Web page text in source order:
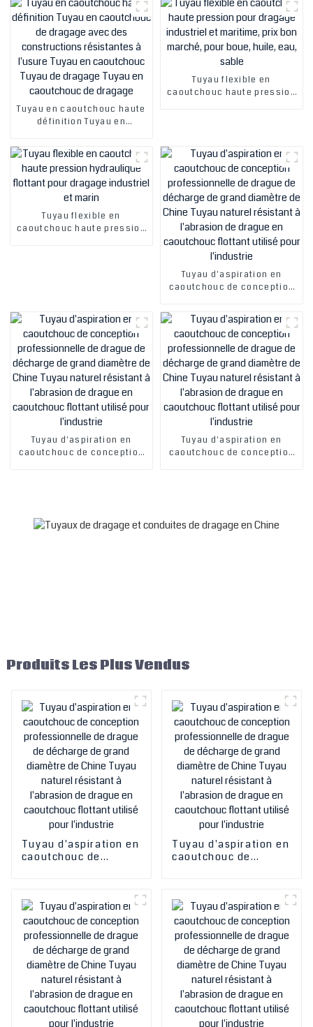
Tuyau en caoutchouc haute
définition Tuyau en
avec des constructions
résistantes à l'usure Tuyau
en caoutchouc Tuyau de
dragage Tuyau en
caoutchouc de dragage
Tuyau flexible en
caoutchouc haute pression
Tuyau flexible en
caoutchouc haute pression
Tuyau d'aspiration en
caoutchouc de conception
de décharge de grand
diamètre de Chine Tuyau
naturel résistant à
l'abrasion de drague en
caoutchouc flottant utilisé
pour l'industrie
Tuyau d'aspiration en
caoutchouc de conception
l'abrasion de drague en
caoutchouc flottant utilisé
Tuyau d'aspiration en
caoutchouc de conception
caoutchouc flottant utilisé
Produits Les Plus Vendus
Tuyau d'aspiration en
caoutchouc de
de grand diamètre de
Chine Tuyau naturel
résistant à l'abrasion
de drague en
caoutchouc flottant
utilisé pour l'industrie
Tuyau d'aspiration en
caoutchouc de
de grand diamètre de
Chine Tuyau naturel
résistant à l'abrasion
de drague en
caoutchouc flottant
utilisé pour l'industrie